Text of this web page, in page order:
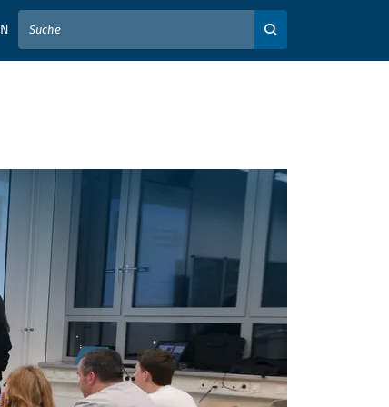
SUCHBEGRIFF EIN